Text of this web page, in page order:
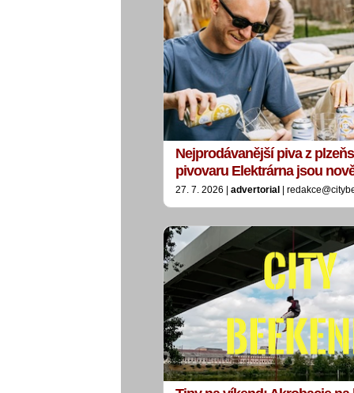
Nejprodávanější piva z
pivovaru Elektrárna jsou
27. 7. 2026 | advertorial |